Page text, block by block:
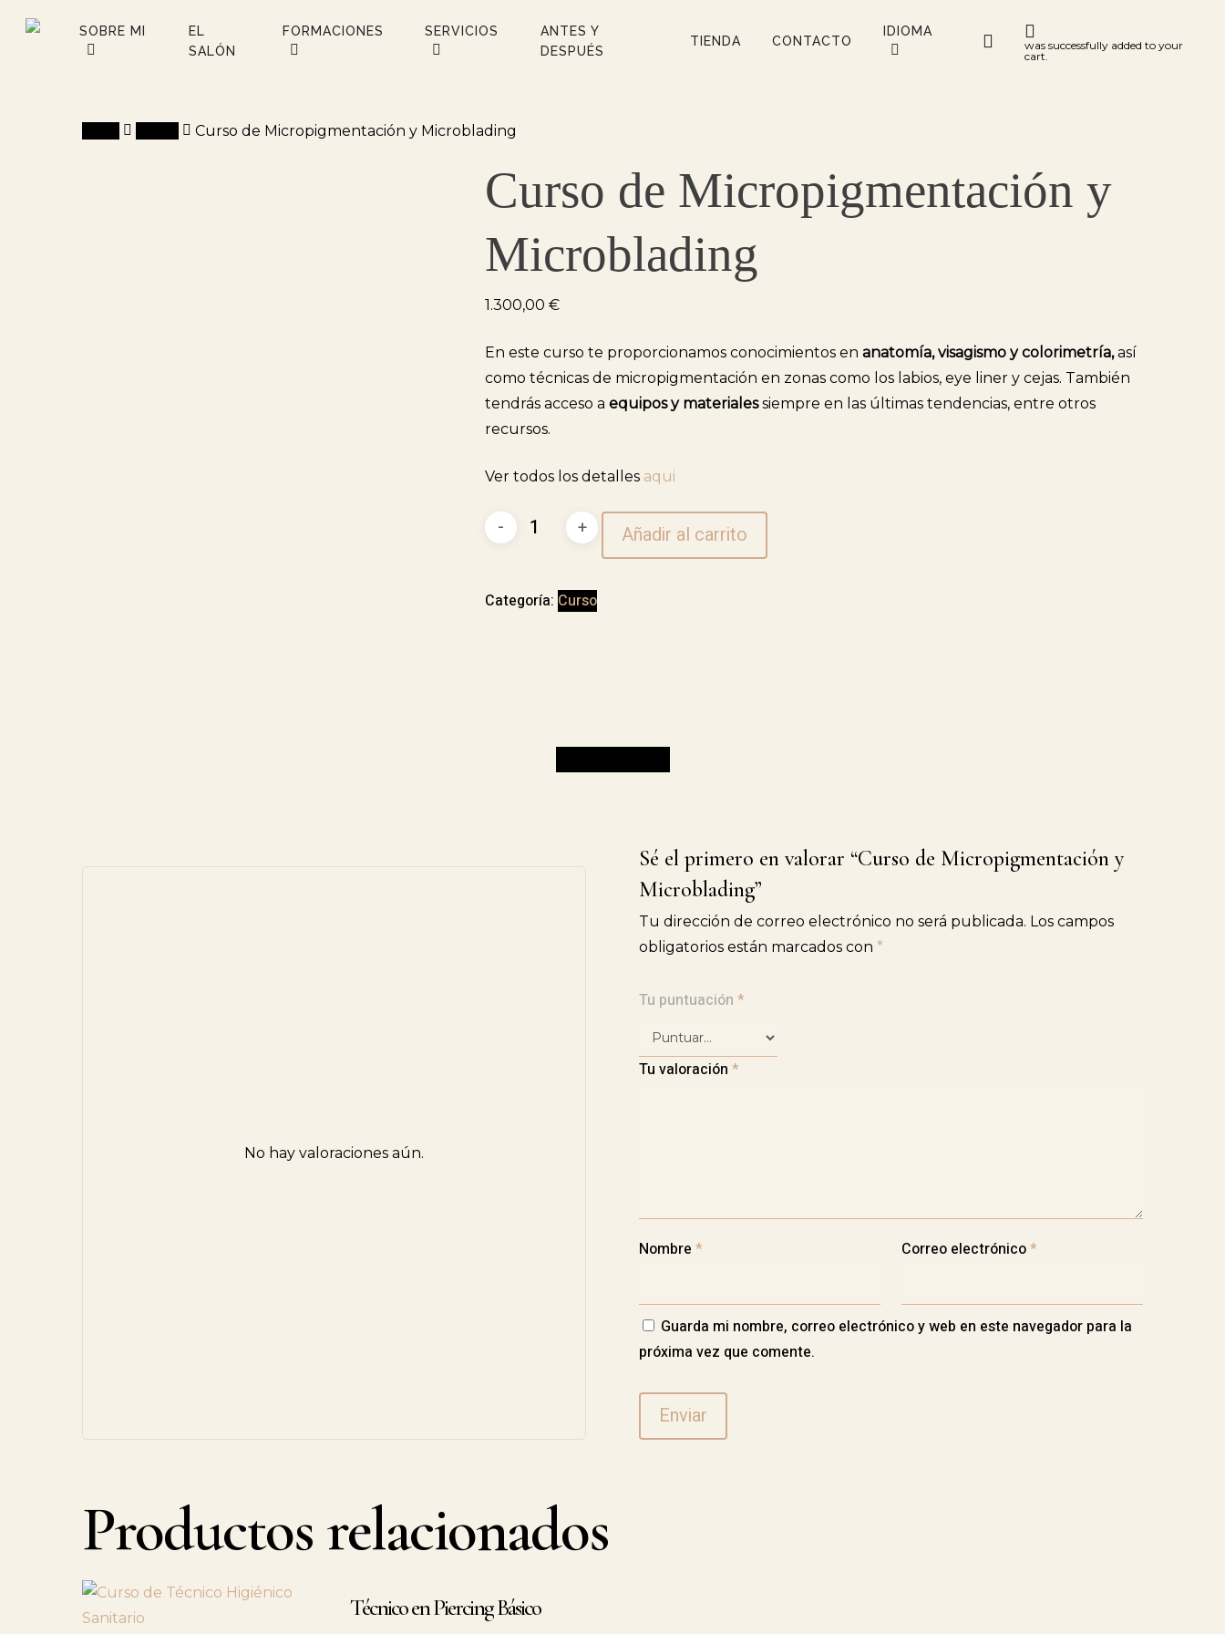
SOBRE MI
EL
SALÓN
FORMACIONES SERVICIOS
ANTES Y
DESPUÉS
TIENDA CONTACTO
IDIOMA account
was successfully added to your
cart.
Curso de Micropigmentación y Microblading
Curso de Micropigmentación y
Microblading
1.300,00€
En este curso te proporcionamos conocimientos enanatomía, visagismo y colorimetría,así
como técnicas de micropigmentación en zonas como los labios, eye liner y cejas. También
tendrás acceso aequipos y materialessiempre en las últimas tendencias, entre otros
recursos.
Ver todos los detalles aqui
Curso
y
Añadir al carrito
Categoría: Curso
No hay valoraciones aún.
Sé el primero en valorar “Curso de Micropigmentación y
Microblading”
Tu dirección de correo electrónico no será publicada. Los campos
obligatorios están marcados con*
Tu puntuación*
Tu valoración*
Nombre* Correo electrónico*
Guarda mi nombre, correo electrónico y web en este navegador para la
próxima vez que comente.
Productos relacionados
Técnico en Piercing Básico